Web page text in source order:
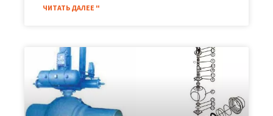
ЧИТАТЬ ДАЛЕЕ "